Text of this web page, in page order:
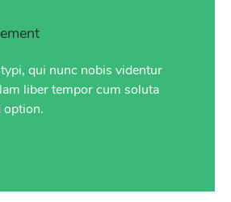
qui nunc nobis videntur
liber tempor cum soluta
option.